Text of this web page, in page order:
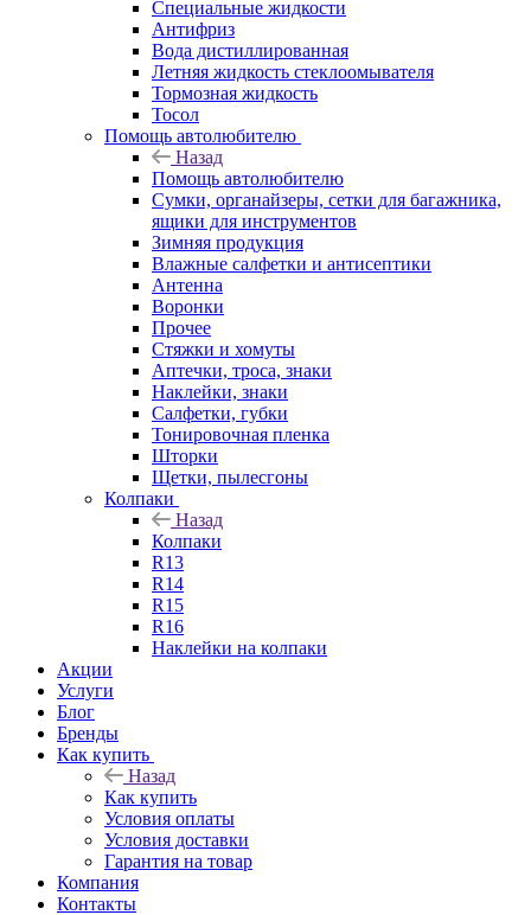
Специальные жидкости
Антифриз
Вода дистиллированная
Летняя жидкость стеклоомывателя
Тормозная жидкость
Тосол
Помощь автолюбителю
Назад
Помощь автолюбителю
Сумки, органайзеры, сетки для багажника,
ящики для инструментов
Зимняя продукция
Влажные салфетки и антисептики
Антенна
Воронки
Прочее
Стяжки и хомуты
Аптечки, троса, знаки
Наклейки, знаки
Салфетки, губки
Тонировочная пленка
Шторки
Щетки, пылесгоны
Колпаки
Назад
Колпаки
R13
R14
R15
R16
Наклейки на колпаки
Акции
Услуги
Блог
Бренды
Как купить
Назад
Как купить
Условия оплаты
Условия доставки
Гарантия на товар
Компания
Контакты